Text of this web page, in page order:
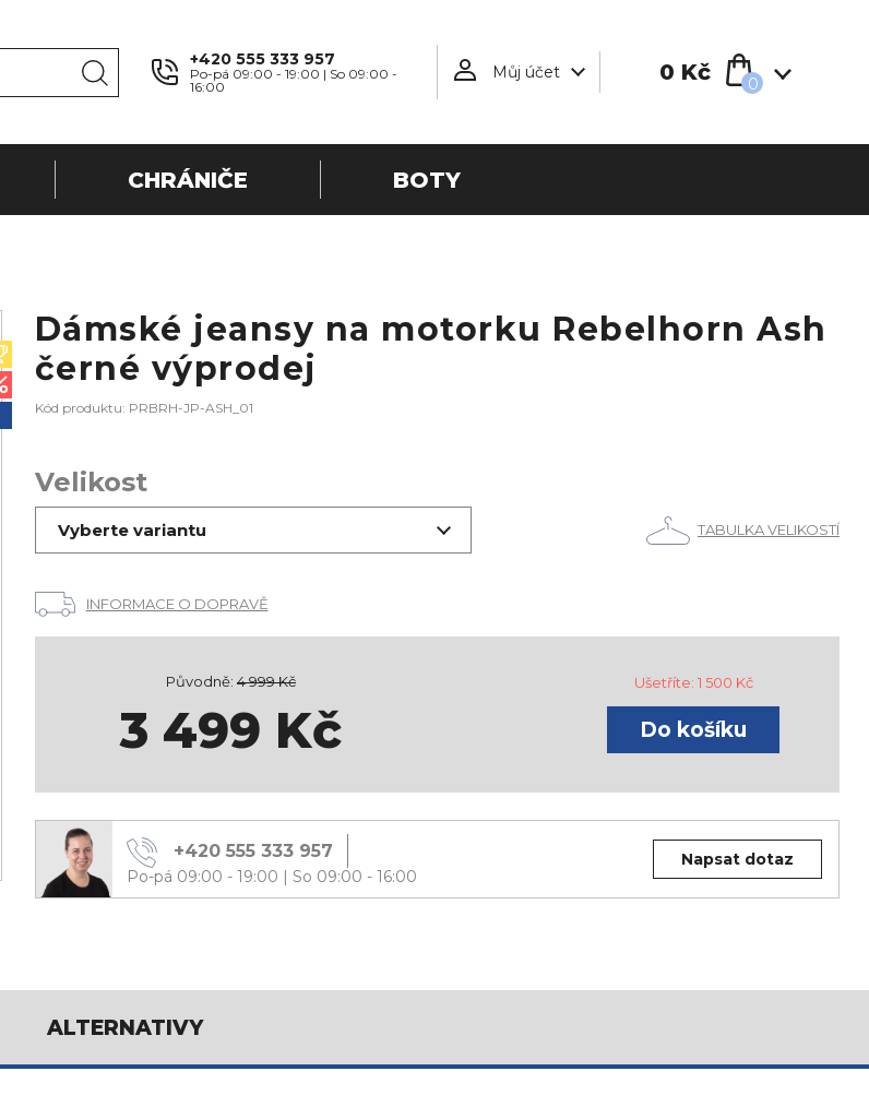
+420 555 333 957
Po-pá 09:00 - 19:00 | So 09:00 -
16:00
Můj účet 0 Kč 0
CHRÁNIČE BOTY
Dámské jeansy na motorku Rebelhorn Ash
černé výprodej
Kód produktu: PRBRH-JP-ASH_01
Velikost
Vyberte variantu TABULKA VELIKOSTÍ
INFORMACE O DOPRAVĚ
Původně: 4 999Kč
3 499 Kč
Ušetříte: 1 500 Kč
+420 555 333 957
Po-pá 09:00 - 19:00 | So 09:00 - 16:00
Napsat dotaz
ALTERNATIVY